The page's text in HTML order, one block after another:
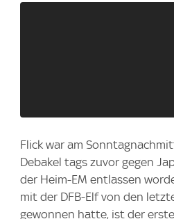
Flick war am
Debakel tags zuvor gegen
der Heim-EM entlassen
mit der DFB-Elf von den
gewonnen hatte, ist der